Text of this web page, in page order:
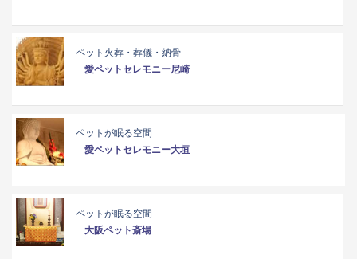
ペット火葬・葬儀・納骨
愛ペットセレモニー尼崎
ペットが眠る空間
愛ペットセレモニー大垣
ペットが眠る空間
大阪ペット斎場